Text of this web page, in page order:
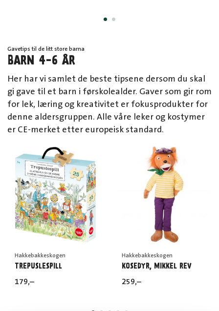
Gavetips til de litt store barna
BARN 4-6 ÅR
Her har vi samlet de beste tipsene dersom du skal
gi gave til et barn i førskolealder. Gaver som gir rom
for lek, læring og kreativitet er fokusprodukter for
denne aldersgruppen. Alle våre leker og kostymer
er CE-merket etter europeisk standard.
Hakkebakkeskogen
TREPUSLESPILL
179,–
Hakkebakkeskogen
KOSEDYR, MIKKEL REV
259,–